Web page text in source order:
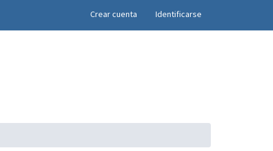
Crear cuenta Identificarse ×